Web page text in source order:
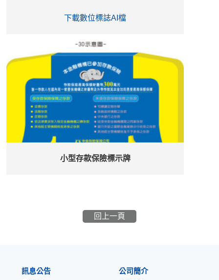
下載數位標誌AI檔
小型存款保險標示牌
回上一頁
訊息公告
公司簡介